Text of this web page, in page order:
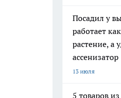
Посадил у
работает
растение, а
ассенизатор
13 июля
5 товаров